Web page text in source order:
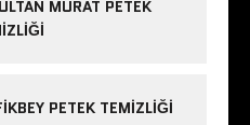
MURAT PETEK
PETEK TEMIZLIĞI